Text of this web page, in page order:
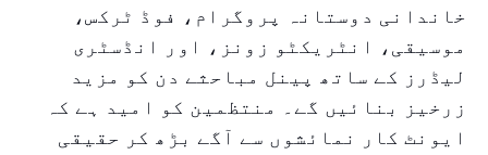
خاندانی دوستانہ پروگرام، فوڈ ٹرکس،
موسیقی، انٹریکٹو زونز، اور انڈسٹری
لیڈرز کے ساتھ پینل مباحثے دن کو مزید
زرخیز بنائیں گے۔ منتظمین کو امید ہے کہ
ایونٹ کار نمائشوں سے آگے بڑھ کر حقیقی